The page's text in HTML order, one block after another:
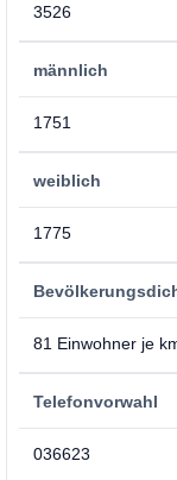
3526
männlich
1751
weiblich
1775
81 Einwohner je
Telefonvorwahl
036623